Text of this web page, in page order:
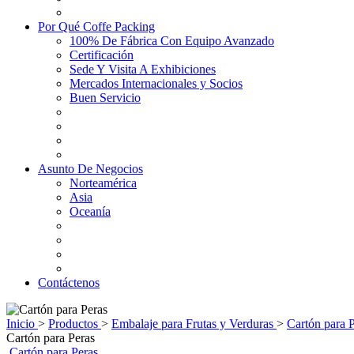
Por Qué Coffe Packing
100% De Fábrica Con Equipo Avanzado
Certificación
Sede Y Visita A Exhibiciones
Mercados Internacionales y Socios
Buen Servicio
Asunto De Negocios
Norteamérica
Asia
Oceanía
Contáctenos
Inicio > Productos > Embalaje para Frutas y Verduras > Cartón para
Cartón para Peras